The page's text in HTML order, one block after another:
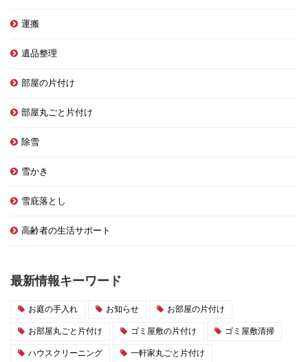
運搬
遺品整理
部屋の片付け
部屋丸ごと片付け
除雪
雪かき
雪庇落とし
高齢者の生活サポート
最新情報キーワード
お庭の手入れ お知らせ お部屋の片付け
お部屋丸ごと片付け ゴミ屋敷の片付け ゴミ屋敷清掃
ハウスクリーニング 一軒家丸ごと片付け